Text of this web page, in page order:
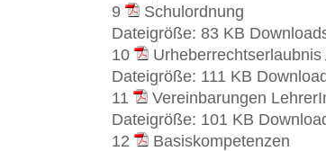
9
Schulordnung
Dateigröße: 83 KB
10
Dateigröße: 111 KB
11
Vereinbarungen
Dateigröße: 101 KB
12
Basiskompetenzen